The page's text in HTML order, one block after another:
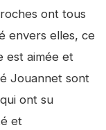
ont tous
envers elles, ce
est aimée et
Jouannet sont
ont su
et